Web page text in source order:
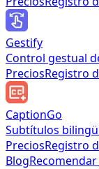
Gestify
Control gestual
PreciosRegistro
CaptionGo
Subtítulos
PreciosRegistro
Blog